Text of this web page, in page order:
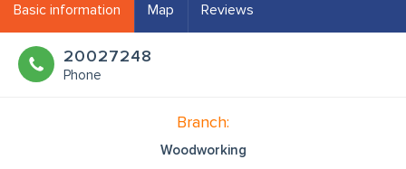
Basic information Map Reviews
20027248
Phone
Branch:
Woodworking